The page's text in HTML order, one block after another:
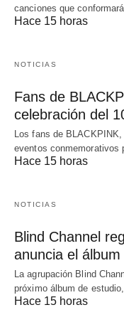
canciones que
Hace 15 horas
NOTICIAS
Fans de
celebración del
Los fans de
eventos conmemorativos
Hace 15 horas
NOTICIAS
Blind Channel
anuncia el álbum
La agrupación Blind
próximo álbum de
Hace 15 horas